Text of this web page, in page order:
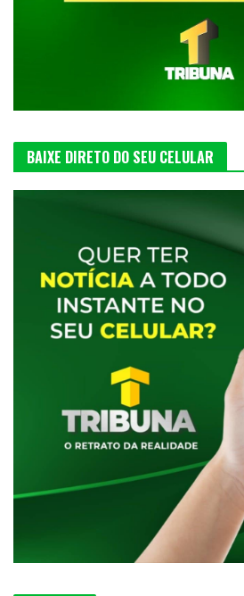
BAIXE DIRETO DO SEU CELULAR